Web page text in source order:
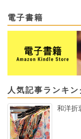
電子書籍
人気記事ランキン
和洋折